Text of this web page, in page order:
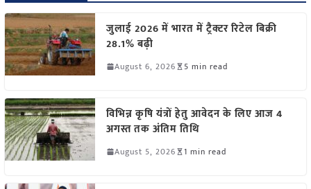
जुलाई 2026 में भारत में ट्रैक्टर रिटेल बिक्री
28.1% बढ़ी
August 6, 2026 5 min read
विभिन्न कृषि यंत्रों हेतु आवेदन के लिए आज 4
अगस्त तक अंतिम तिथि
August 5, 2026 1 min read